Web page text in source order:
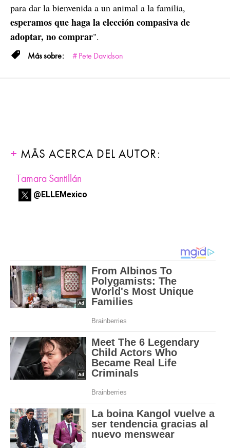
para dar la bienvenida a un animal a la familia,
esperamos que haga la elección compasiva de
adoptar, no comprar".
Pete Davidson
MÁS ACERCA DEL AUTOR:
Tamara Santillán
@ELLEMexico